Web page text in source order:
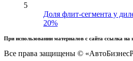
5
Доля флит-сегмента у
20%
При использовании материалов с сайта ссылка на
Все права защищены ©